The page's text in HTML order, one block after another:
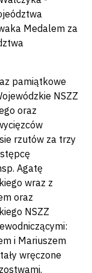
Medalem za
pamiątkowe
NSZZ
oraz
rzutów za trzy
Agatę
wraz z
oraz
NSZZ
i Mariuszem
wręczone